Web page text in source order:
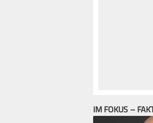
IM FOKUS –